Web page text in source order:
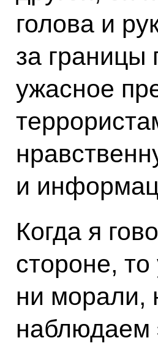
голова и
за границы
ужасное
и
Когда я
стороне,
ни морали,
наблюдаем